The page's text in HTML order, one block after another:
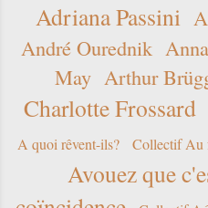
Adriana Passini
André Ourednik
May Arthur
Charlotte Frossard
A quoi rêvent-ils?
Collectif Au
Avouez que